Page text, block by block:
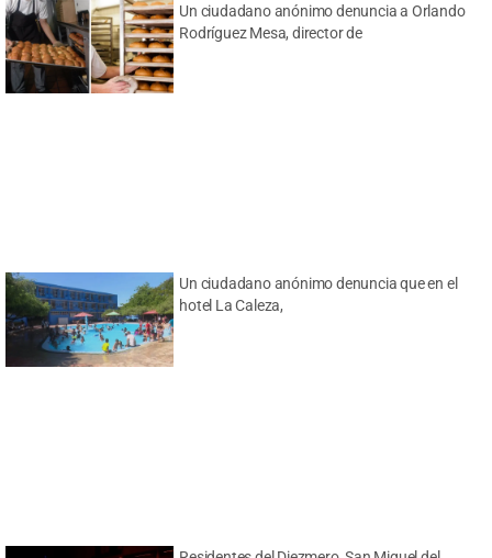
Un ciudadano anónimo denuncia a Orlando
Rodríguez Mesa, director de
Un ciudadano anónimo denuncia que en el
hotel La Caleza,